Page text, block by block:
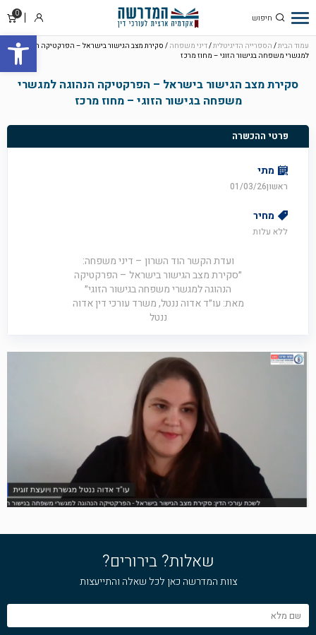
פתח
0
סל
התחבר
עמוד הבית/ הספרייה הדיגיטלית/דיני משפחה / סקירת מצב הגישור בישראל – הפרקטיקה הנהוגה
למגשרי משפחה בגישור הזוגי – מחוז מרכז
סקירת מצב הגישור בישראל – הפרקטיקה הנהוגה למגשרי
משפחה בגישור הזוגי – מחוז מרכז
פרטי ההכשרה
מתי
ראשון01/03/26
מחיר
ללא עלות
ועדת הקשר הוד השרון – דיני משפחה:
״סקירת מצב הגישור בישראל – הפרקטיקה
הנהוגה למגשרי משפחה בגישור הזוגי״
מאת: עו״ד אדוה ננטל, משרד עורכי דין אדוה
ננטל
שאלות? בירורים?
צוות המדרשה כאן לכל שאלה והתייעצות
שם
מלא